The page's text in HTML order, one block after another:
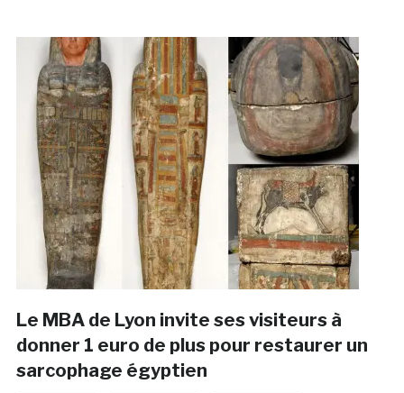
Le MBA de Lyon invite ses visiteurs à
donner 1 euro de plus pour restaurer un
sarcophage égyptien